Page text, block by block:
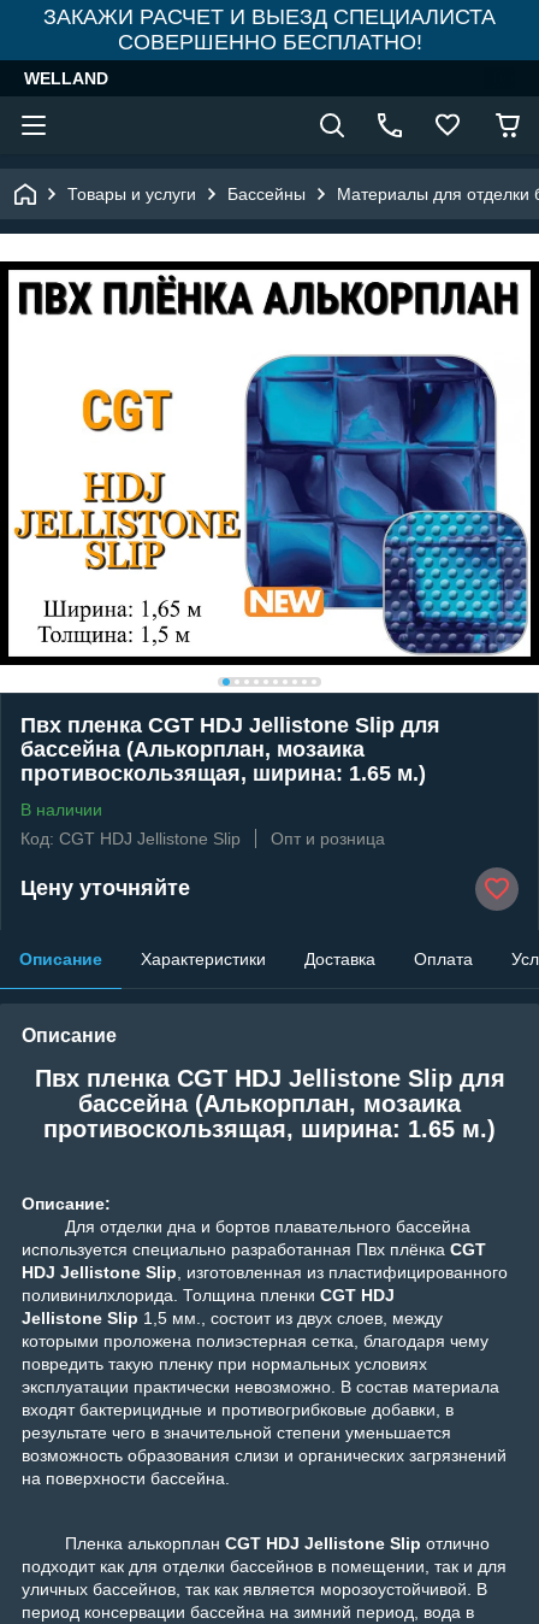
ЗАКАЖИ РАСЧЕТ И ВЫЕЗД СПЕЦИАЛИСТА
СОВЕРШЕННО БЕСПЛАТНО!
WELLAND
Товары и услуги Бассейны Материалы для отделки
Пвх пленка CGT HDJ Jellistone Slip для
бассейна (Алькорплан, мозаика
противоскользящая, ширина: 1.65 м.)
В наличии
Код: CGT HDJ Jellistone Slip
Опт и розница
Цену уточняйте
Описание Характеристики Доставка Оплата
Описание
Пвх пленка CGT HDJ Jellistone Slip для
бассейна (Алькорплан, мозаика
противоскользящая, ширина: 1.65 м.)
Описание:
Для отделки дна и бортов плавательного бассейна
используется специально разработанная Пвх плёнка CGT
HDJ Jellistone Slip, изготовленная из пластифицированного
поливинилхлорида. Толщина пленки CGT HDJ
Jellistone Slip 1,5 мм., состоит из двух слоев, между
которыми проложена полиэстерная сетка, благодаря чему
повредить такую пленку при нормальных условиях
эксплуатации практически невозможно. В состав материала
входят бактерицидные и противогрибковые добавки, в
результате чего в значительной степени уменьшается
возможность образования слизи и органических загрязнений
на поверхности бассейна.
Пленка алькорплан CGT HDJ Jellistone Slip отлично
подходит как для отделки бассейнов в помещении, так и для
уличных бассейнов, так как является морозоустойчивой. В
период консервации бассейна на зимний период, вода в